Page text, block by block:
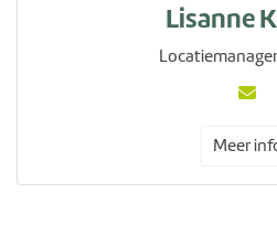
Lisanne
Meer